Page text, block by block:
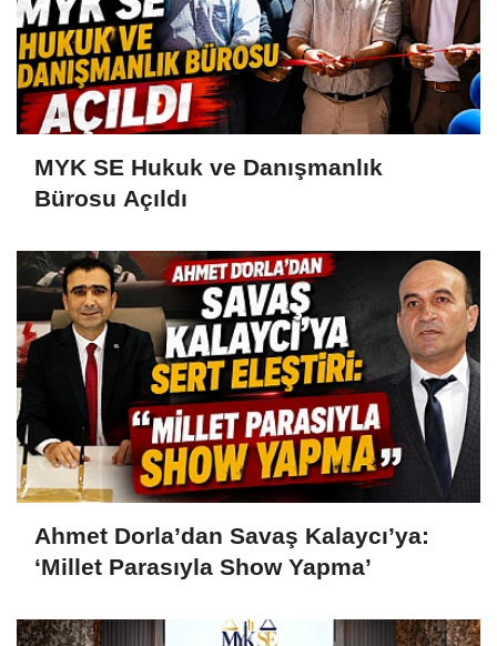
MYK SE Hukuk ve Danışmanlık
Bürosu Açıldı
Ahmet Dorla’dan Savaş Kalaycı’ya:
‘Millet Parasıyla Show Yapma’